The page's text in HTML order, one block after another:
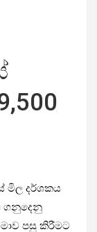
මිල දර්ශකය
ගනුදෙනු
පසු කිරීමට